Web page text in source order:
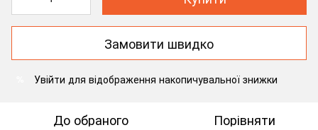
Замовити швидко
Увійти для відображення накопичувальної знижки
До обраного Порівняти